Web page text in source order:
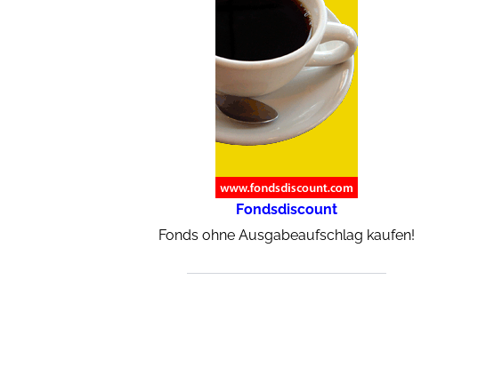
Fondsdiscount
Fonds ohne Ausgabeaufschlag kaufen!